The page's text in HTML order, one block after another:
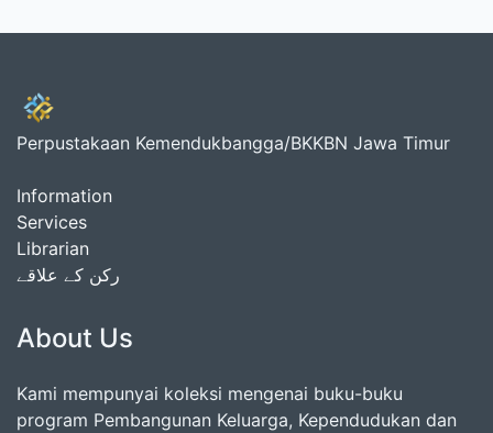
Perpustakaan Kemendukbangga/BKKBN Jawa Timur
Information
Services
Librarian
رکن کے علاقے
About Us
Kami mempunyai koleksi mengenai buku-buku
program Pembangunan Keluarga, Kependudukan dan